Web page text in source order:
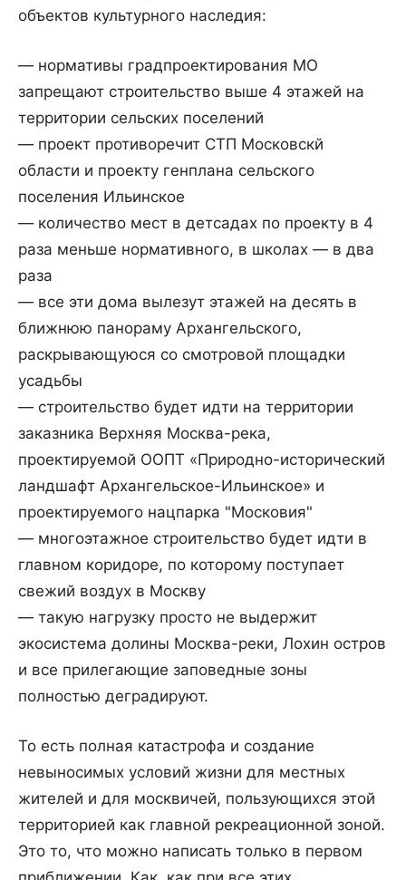
объектов культурного наследия:
— нормативы градпроектирования МО
запрещают строительство выше 4 этажей на
территории сельских поселений
— проект противоречит СТП Московскй
области и проекту генплана сельского
поселения Ильинское
— количество мест в детсадах по проекту в 4
раза меньше нормативного, в школах — в два
раза
— все эти дома вылезут этажей на десять в
ближнюю панораму Архангельского,
раскрывающуюся со смотровой площадки
усадьбы
— строительство будет идти на территории
заказника Верхняя Москва-река,
проектируемой ООПТ «Природно-исторический
ландшафт Архангельское-Ильинское» и
проектируемого нацпарка "Московия"
— многоэтажное строительство будет идти в
главном коридоре, по которому поступает
свежий воздух в Москву
— такую нагрузку просто не выдержит
экосистема долины Москва-реки, Лохин остров
и все прилегающие заповедные зоны
полностью деградируют.
То есть полная катастрофа и создание
невыносимых условий жизни для местных
жителей и для москвичей, пользующихся этой
территорией как главной рекреационной зоной.
Это то, что можно написать только в первом